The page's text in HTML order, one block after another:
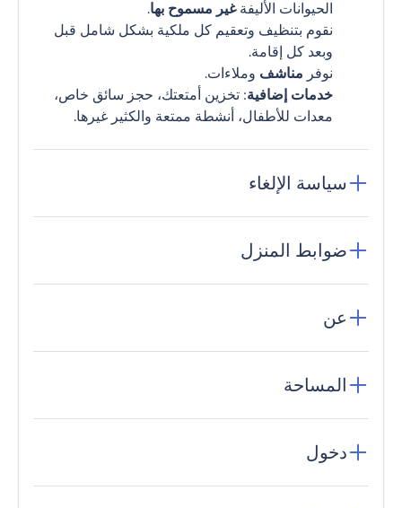
الحيوانات الأليفةغير مسموح بها.
نقوم بتنظيف وتعقيم كل ملكية بشكل شامل قبل
وبعد كل إقامة.
نوفر مناشف وملاءات.
خدمات إضافية: تخزين أمتعتك، حجز سائق خاص،
معدات للأطفال، أنشطة ممتعة والكثير غيرها.
سياسة الإلغاء
ضوابط المنزل
عن
المساحة
دخول